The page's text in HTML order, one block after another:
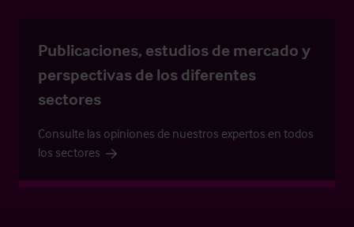
Publicaciones, estudios de mercado y
perspectivas de los diferentes
sectores
Consulte las opiniones de nuestros expertos en todos
los sectores